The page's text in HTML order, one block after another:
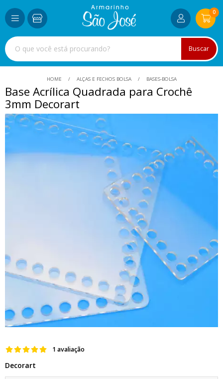
Buscar
0
HOME ALÇAS E FECHOS BOLSA BASES-BOLSA
Base Acrílica Quadrada para Crochê
3mm Decorart
1 avaliação
Decorart